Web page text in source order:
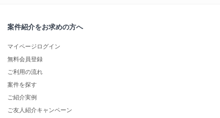
案件紹介をお求めの方へ
マイページログイン
無料会員登録
ご利用の流れ
案件を探す
ご紹介実例
ご友人紹介キャンペーン